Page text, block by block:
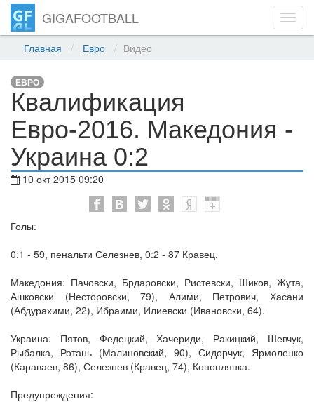
GIGAFOOTBALL
Главная Евро Видео
ЕВРО
Квалификация
Евро-2016. Македония -
Украина 0:2
10 окт 2015 09:20
Голы:
0:1 - 59, пенальти Селезнев, 0:2 - 87 Кравец.
Македония: Пачовски, Брдаровски, Ристевски, Шиков, Жута,
Ашковски (Несторовски, 79), Алими, Петрович, Хасани
(Абдурахими, 22), Ибраими, Илиевски (Ивановски, 64).
Украина: Пятов, Федецкий, Хачериди, Ракицкий, Шевчук,
Рыбалка, Ротань (Малиновский, 90), Сидорчук, Ярмоленко
(Караваев, 86), Селезнев (Кравец, 74), Коноплянка.
Предупреждения: